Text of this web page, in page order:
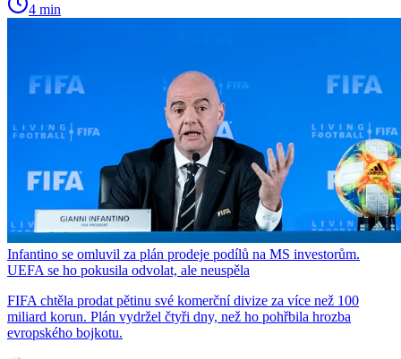
4 min
Infantino se omluvil za plán prodeje podílů na MS investorům.
UEFA se ho pokusila odvolat, ale neuspěla
FIFA chtěla prodat pětinu své komerční divize za více než 100
miliard korun. Plán vydržel čtyři dny, než ho pohřbila hrozba
evropského bojkotu.